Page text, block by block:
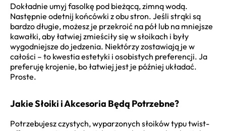
Dokładnie umyj fasolkę pod bieżącą, zimną wodą.
Następnie odetnij końcówki z obu stron. Jeśli strąki są
bardzo długie, możesz je przekroić na pół lub na mniejsze
kawałki, aby łatwiej zmieściły się w słoikach i były
wygodniejsze do jedzenia. Niektórzy zostawiają je w
całości – to kwestia estetyki i osobistych preferencji. Ja
preferuję krojenie, bo łatwiej jest je później układać.
Proste.
Jakie Słoiki i Akcesoria Będą Potrzebne?
Potrzebujesz czystych, wyparzonych słoików typu twist-